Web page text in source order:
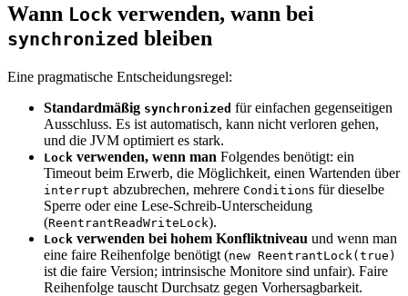
Wann Lock verwenden, wann bei
synchronized bleiben
Eine pragmatische Entscheidungsregel:
Standardmäßig synchronized für einfachen gegenseitigen
Ausschluss. Es ist automatisch, kann nicht verloren gehen,
und die JVM optimiert es stark.
Lock verwenden, wenn man Folgendes benötigt: ein
Timeout beim Erwerb, die Möglichkeit, einen Wartenden über
interrupt abzubrechen, mehrere Conditions für dieselbe
Sperre oder eine Lese-Schreib-Unterscheidung
(ReentrantReadWriteLock).
Lock verwenden bei hohem Konfliktniveau und wenn man
eine faire Reihenfolge benötigt (new ReentrantLock(true)
ist die faire Version; intrinsische Monitore sind unfair). Faire
Reihenfolge tauscht Durchsatz gegen Vorhersagbarkeit.